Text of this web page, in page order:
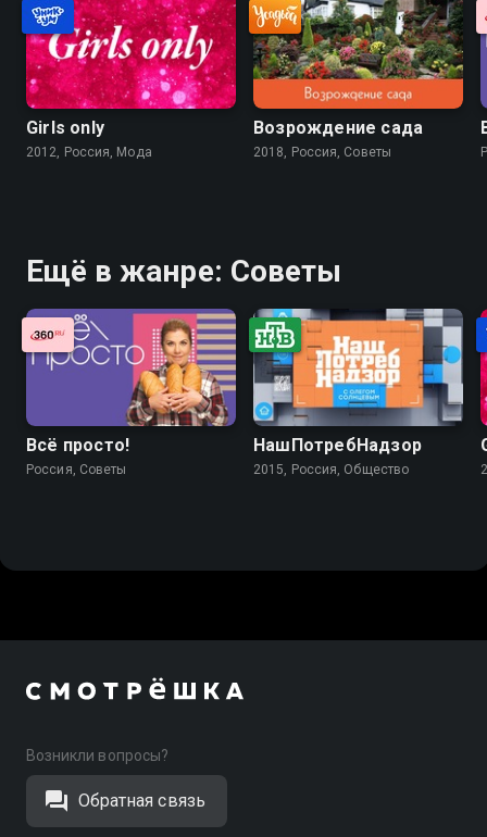
Girls only
2012, Россия, Мода
Возрождение сада
2018, Россия, Советы
Ещё в жанре: Советы
Всё просто!
Россия, Советы
НашПотребНадзор
2015, Россия, Общество
Возникли вопросы?
Обратная связь